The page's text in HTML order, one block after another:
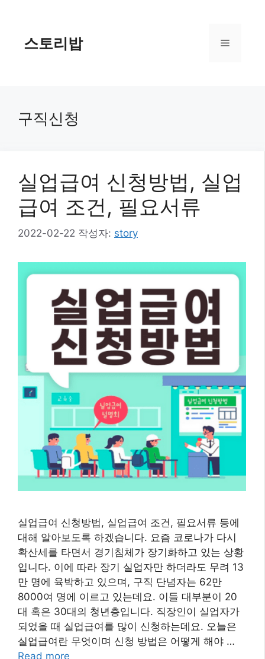
스토리밥 메
구직신청
실업급여 신청방법, 실업
급여 조건, 필요서류
2022-02-22 작성자: story
실업급여 신청방법, 실업급여 조건, 필요서류 등에
대해 알아보도록 하겠습니다. 요즘 코로나가 다시
확산세를 타면서 경기침체가 장기화하고 있는 상황
입니다. 이에 따라 장기 실업자만 하더라도 무려 13
만 명에 육박하고 있으며, 구직 단념자는 62만
8000여 명에 이르고 있는데요. 이들 대부분이 20
대 혹은 30대의 청년층입니다. 직장인이 실업자가
되었을 때 실업급여를 많이 신청하는데요. 오늘은
실업급여란 무엇이며 신청 방법은 어떻게 해야 …
Read more